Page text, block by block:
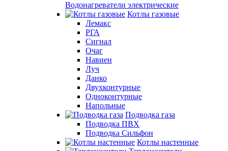
Водонагреватели электрические
Котлы газовые
Лемакс
РГА
Сигнал
Очаг
Навиен
Луч
Данко
Двухконтурные
Одноконтурные
Напольные
Подводка газа
Подводка ПВХ
Подводка Сильфон
Котлы настенные